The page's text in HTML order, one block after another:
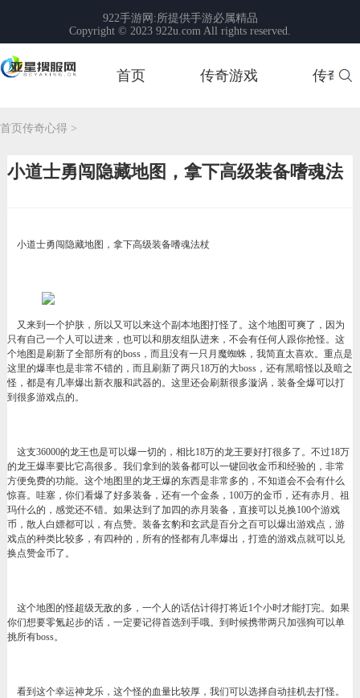
首页 传奇游戏 传奇玩
首页 >
传奇心得
小道士勇闯隐藏地图，拿下高级装备嗜魂法
小道士勇闯隐藏地图，拿下高级装备嗜魂法杖
又来到一个护肤，所以又可以来这个副本地图打怪了。这个地图可爽了，因为
只有自己一个人可以进来，也可以和朋友组队进来，不会有任何人跟你抢怪。这
个地图是刷新了全部所有的boss，而且没有一只月魔蜘蛛，我简直太喜欢。重点是
这里的爆率也是非常不错的，而且刷新了两只18万的大boss，还有黑暗怪以及暗之
怪，都是有几率爆出新衣服和武器的。这里还会刷新很多漩涡，装备全爆可以打
到很多游戏点的。
这支36000的龙王也是可以爆一切的，相比18万的龙王要好打很多了。不过18万
的龙王爆率要比它高很多。我们拿到的装备都可以一键回收金币和经验的，非常
方便免费的功能。这个地图里的龙王爆的东西是非常多的，不知道会不会有什么
惊喜。哇塞，你们看爆了好多装备，还有一个金条，100万的金币，还有赤月、祖
玛什么的，感觉还不错。如果达到了加四的赤月装备，直接可以兑换100个游戏
币，散人白嫖都可以，有点赞。装备玄豹和玄武是百分之百可以爆出游戏点，游
戏点的种类比较多，有四种的，所有的怪都有几率爆出，打造的游戏点就可以兑
换点赞金币了。
这个地图的怪超级无敌的多，一个人的话估计得打将近1个小时才能打完。如果
你们想要零氪起步的话，一定要记得首选到手哦。到时候携带两只加强狗可以单
挑所有boss。
看到这个幸运神龙乐，这个怪的血量比较厚，我们可以选择自动挂机去打怪。